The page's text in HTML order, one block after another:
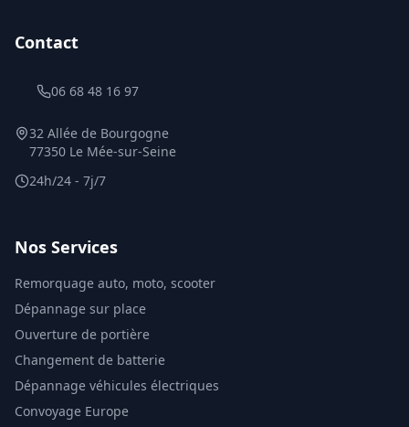
Contact
06 68 48 16 97
32 Allée de Bourgogne
77350 Le Mée-sur-Seine
24h/24 - 7j/7
Nos Services
Remorquage auto, moto, scooter
Dépannage sur place
Ouverture de portière
Changement de batterie
Dépannage véhicules électriques
Convoyage Europe